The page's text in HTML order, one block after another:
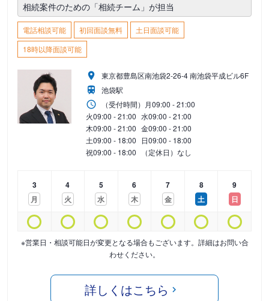
相続案件のための「相続チーム」が担当
電話相談可能 初回面談無料
土日面談可能
18時以降面談可能
東京都豊島区南池袋2-26-4 南池袋平成ビル6F
池袋駅
（受付時間） 月09:00 - 21:00
火09:00 - 21:00 水09:00 - 21:00
木09:00 - 21:00 金09:00 - 21:00
土09:00 - 18:00 日09:00 - 18:00
祝09:00 - 18:00 （定休日）なし
3
月
4
火
5
水
6
木
7
金
8
土
9
日
※営業日・相談可能日が変更となる場合もございます。詳細はお問い合
わせください。
詳しくはこちら